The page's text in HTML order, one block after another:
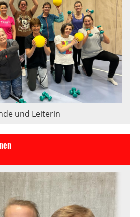
und Leiterin